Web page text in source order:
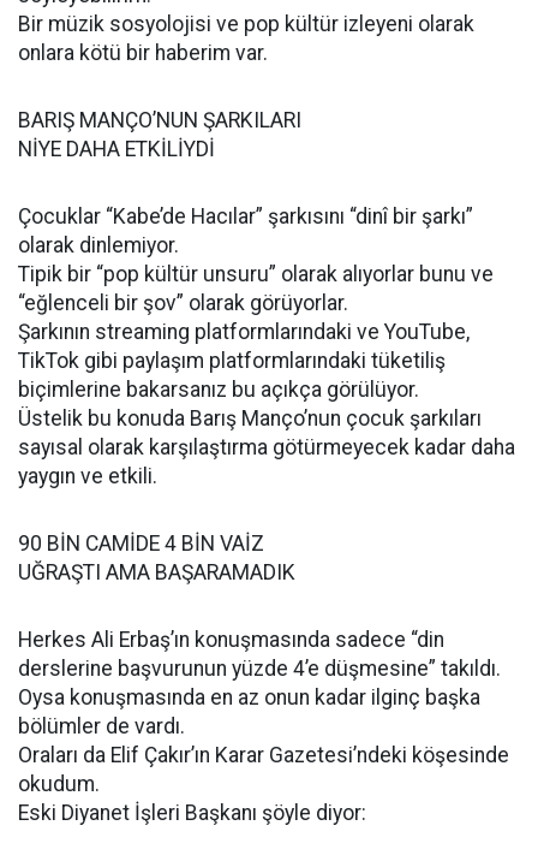
Bir müzik sosyolojisi ve pop kültür izleyeni olarak
onlara kötü bir haberim var.
BARIŞ MANÇO’NUN ŞARKILARI
NİYE DAHA ETKİLİYDİ
Çocuklar “Kabe’de Hacılar” şarkısını “dinî bir şarkı”
olarak dinlemiyor.
Tipik bir “pop kültür unsuru” olarak alıyorlar bunu ve
“eğlenceli bir şov” olarak görüyorlar.
Şarkının streaming platformlarındaki ve YouTube,
TikTok gibi paylaşım platformlarındaki tüketiliş
biçimlerine bakarsanız bu açıkça görülüyor.
Üstelik bu konuda Barış Manço’nun çocuk şarkıları
sayısal olarak karşılaştırma götürmeyecek kadar daha
yaygın ve etkili.
90 BİN CAMİDE 4 BİN VAİZ
UĞRAŞTI AMA BAŞARAMADIK
Herkes Ali Erbaş’ın konuşmasında sadece “din
derslerine başvurunun yüzde 4’e düşmesine” takıldı.
Oysa konuşmasında en az onun kadar ilginç başka
bölümler de vardı.
Oraları da Elif Çakır’ın Karar Gazetesi’ndeki köşesinde
okudum.
Eski Diyanet İşleri Başkanı şöyle diyor: